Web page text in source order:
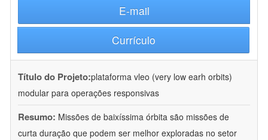
E-mail
Currículo
Título do Projeto:plataforma vleo (very low earh orbits)
modular para operações responsivas
Resumo: Missões de baixíssima órbita são missões de
curta duração que podem ser melhor exploradas no setor